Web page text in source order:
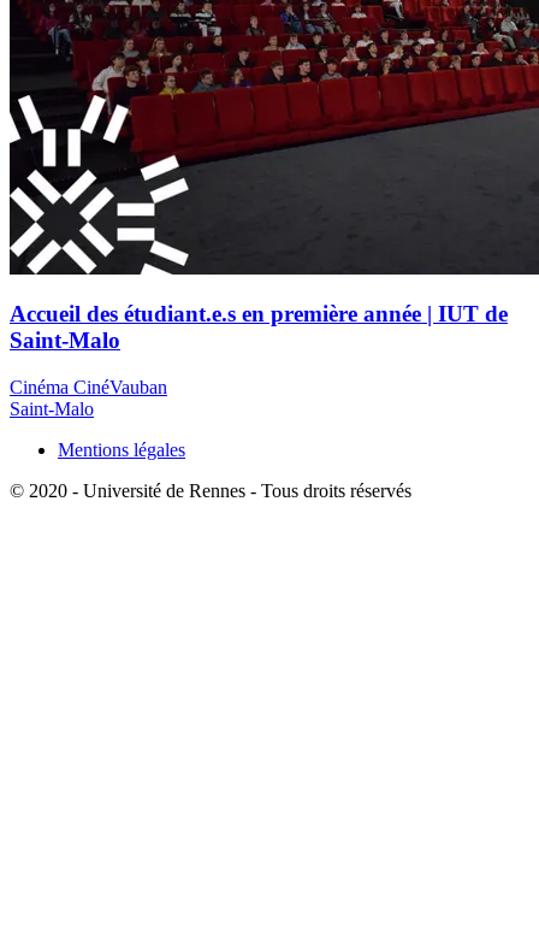
Accueil des étudiant.e.s en première année | IUT de
Saint-Malo
Cinéma CinéVauban
Saint-Malo
Mentions légales
© 2020 - Université de Rennes - Tous droits réservés